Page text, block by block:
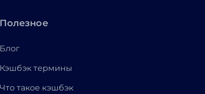
Полезное
Блог
Кэшбэк термины
Что такое кэшбэк